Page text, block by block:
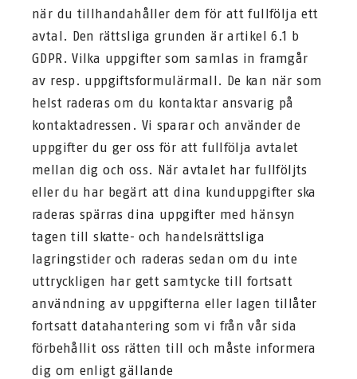
när du tillhandahåller dem för att fullfölja ett
avtal. Den rättsliga grunden är artikel 6.1 b
GDPR. Vilka uppgifter som samlas in framgår
av resp. uppgiftsformulärmall. De kan när som
helst raderas om du kontaktar ansvarig på
kontaktadressen. Vi sparar och använder de
uppgifter du ger oss för att fullfölja avtalet
mellan dig och oss. När avtalet har fullföljts
eller du har begärt att dina kunduppgifter ska
raderas spärras dina uppgifter med hänsyn
tagen till skatte- och handelsrättsliga
lagringstider och raderas sedan om du inte
uttryckligen har gett samtycke till fortsatt
användning av uppgifterna eller lagen tillåter
fortsatt datahantering som vi från vår sida
förbehållit oss rätten till och måste informera
dig om enligt gällande